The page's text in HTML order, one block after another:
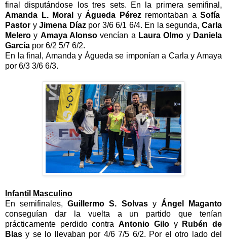
final disputándose los tres sets. En la primera semifinal,
Amanda L. Moral
yÁgueda Pérezremontaban aSofía
Pastor yJimena Díazpor 3/6 6/1 6/4. En la segunda,Carla
Melero y Amaya Alonso vencían a Laura Olmo y Daniela
García por 6/2 5/7 6/2.
En la final, Amanda y Águeda se imponían a Carla y Amaya
por 6/3 3/6 6/3.
Infantil Masculino
En semifinales,Guillermo S. Solvasy Ángel Maganto
conseguían dar la vuelta a un partido que tenían
prácticamente perdido contraAntonio Giloy
Rubén de
Blas y se lo llevaban por 4/6 7/5 6/2. Por el otro lado del